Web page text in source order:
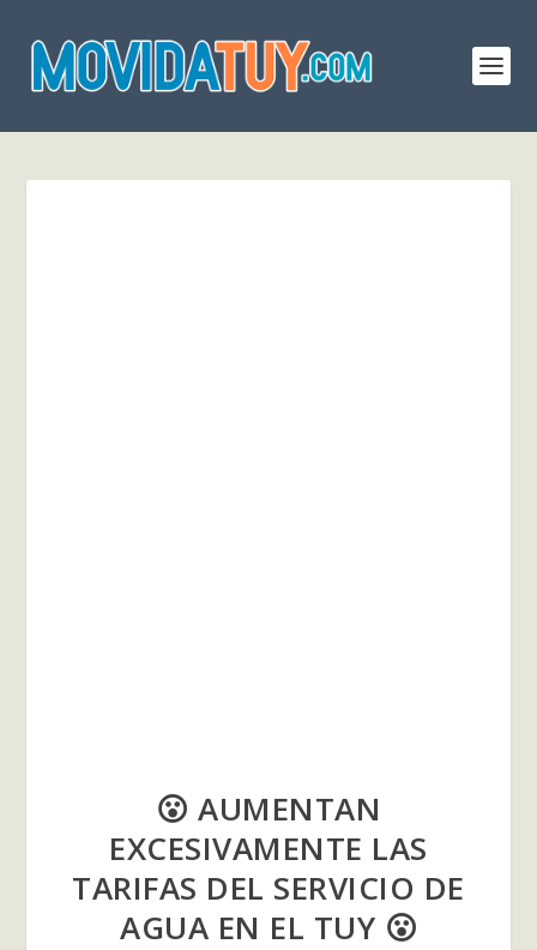
😮 AUMENTAN
EXCESIVAMENTE LAS
TARIFAS DEL SERVICIO DE
AGUA EN EL TUY 😮